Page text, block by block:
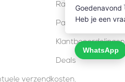
Railing
Pakketten
Klantbeoordelingen
Deals
verzendkosten.